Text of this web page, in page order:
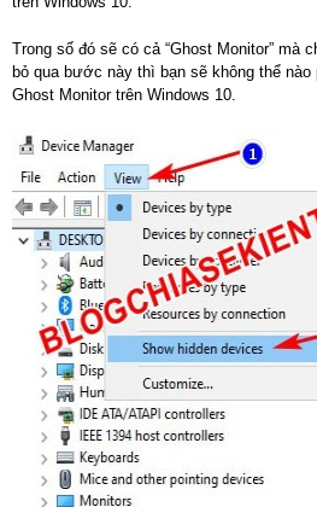
Trong số đó sẽ có cả “Ghost Monitor” mà
bỏ qua bước này thì bạn sẽ không thể
Ghost Monitor trên Windows 10.